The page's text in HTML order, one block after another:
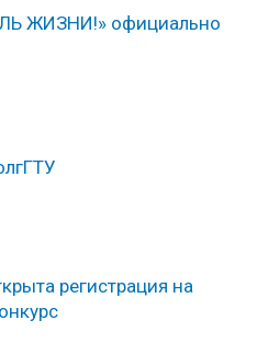
ЖИЗНИ!» официально
регистрация на